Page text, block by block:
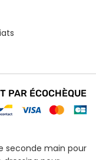
PAR ÉCOCHÈQUE
seconde main pour